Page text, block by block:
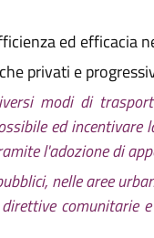
ed efficacia
privati e
modi di
ed
l'adozione di
nelle aree